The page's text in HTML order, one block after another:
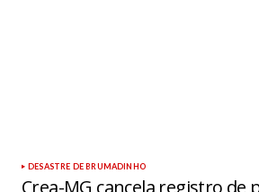
DESASTRE DE BRUMADINHO